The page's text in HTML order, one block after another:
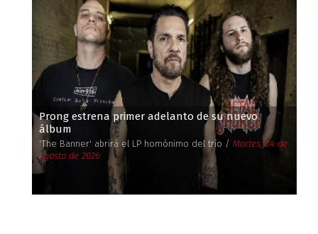
Prong estrena primer adelanto de su nuevo
álbum
'The Banner' abrirá el LP homónimo del trío / Martes, 04 de
Agosto de 2026